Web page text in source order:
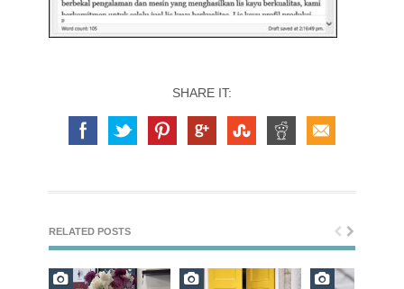
SHARE IT:
RELATED POSTS